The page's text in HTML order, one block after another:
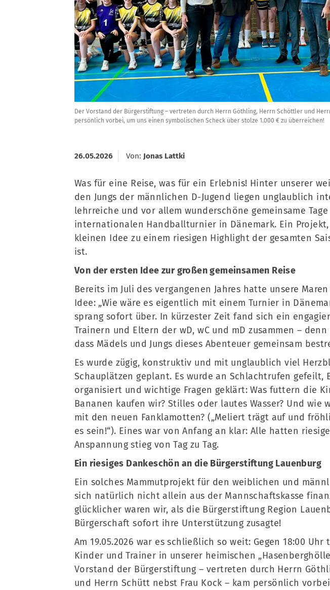
Der Vorstand der Bürgerstiftung – vertreten durch Herrn Göthling, Herrn Schöttler und
persönlich vorbei, um uns einen symbolischen Scheck über stolze 1.000 € zu überreichen!
26.05.2026 Von: Jonas Lattki
Was für eine Reise, was für ein Erlebnis! Hinter unserer
den Jungs der männlichen D-Jugend liegen unglaublich
lehrreiche und vor allem wunderschöne gemeinsame
internationalen Handballturnier in Dänemark. Ein
kleinen Idee zu einem riesigen Highlight der gesamten
ist.
Von der ersten Idee zur großen gemeinsamen Reise
Bereits im Juli des vergangenen Jahres hatte unsere
Idee: „Wie wäre es eigentlich mit einem Turnier in
sprang sofort über. In kürzester Zeit fand sich ein
Trainern und Eltern der wD, wC und mD zusammen –
dass Mädels und Jungs dieses Abenteuer gemeinsam
Es wurde zügig, konstruktiv und mit unglaublich viel
Schauplätzen geplant. Es wurde an Schlachtrufen gefeilt,
organisiert und wichtige Fragen geklärt: Was futtern die
Bananen kaufen wir? Stilles oder lautes Wasser? Und wie
mit den neuen Fanklamotten? („Meliert trägt auf und
es sein!“). Eines war von Anfang an klar: Alle hatten
Anspannung stieg von Tag zu Tag.
Ein riesiges Dankeschön an die Bürgerstiftung Lauenburg
Ein solches Mammutprojekt für den weiblichen und
sich natürlich nicht allein aus der Mannschaftskasse
glücklicher waren wir, als die Bürgerstiftung Region
Bürgerschaft sofort ihre Unterstützung zusagte!
Am 19.05.2026 war es schließlich so weit: Gegen 18:00
Kinder und Trainer in unserer heimischen
Vorstand der Bürgerstiftung – vertreten durch Herrn
und Herrn Schütt nebst Frau Kock – kam persönlich